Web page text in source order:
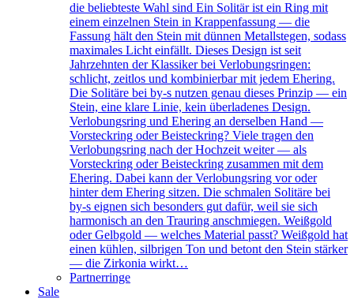
die beliebteste Wahl sind Ein Solitär ist ein Ring mit
einem einzelnen Stein in Krappenfassung — die
Fassung hält den Stein mit dünnen Metallstegen, sodass
maximales Licht einfällt. Dieses Design ist seit
Jahrzehnten der Klassiker bei Verlobungsringen:
schlicht, zeitlos und kombinierbar mit jedem Ehering.
Die Solitäre bei by-s nutzen genau dieses Prinzip — ein
Stein, eine klare Linie, kein überladenes Design.
Verlobungsring und Ehering an derselben Hand —
Vorsteckring oder Beisteckring? Viele tragen den
Verlobungsring nach der Hochzeit weiter — als
Vorsteckring oder Beisteckring zusammen mit dem
Ehering. Dabei kann der Verlobungsring vor oder
hinter dem Ehering sitzen. Die schmalen Solitäre bei
by-s eignen sich besonders gut dafür, weil sie sich
harmonisch an den Trauring anschmiegen. Weißgold
oder Gelbgold — welches Material passt? Weißgold hat
einen kühlen, silbrigen Ton und betont den Stein stärker
— die Zirkonia wirkt…
Partnerringe
Sale